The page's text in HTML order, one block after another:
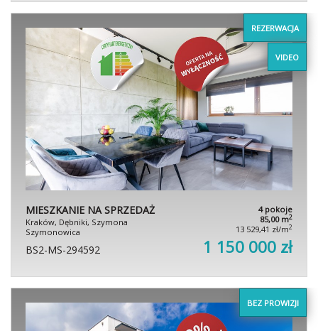
REZERWACJA
VIDEO
MIESZKANIE NA SPRZEDAŻ
Kraków, Dębniki, Szymona
Szymonowica
4 pokoje
85,00 m2
13 529,41 zł/m2
BS2-MS-294592 1 150 000 zł
BEZ PROWIZJI